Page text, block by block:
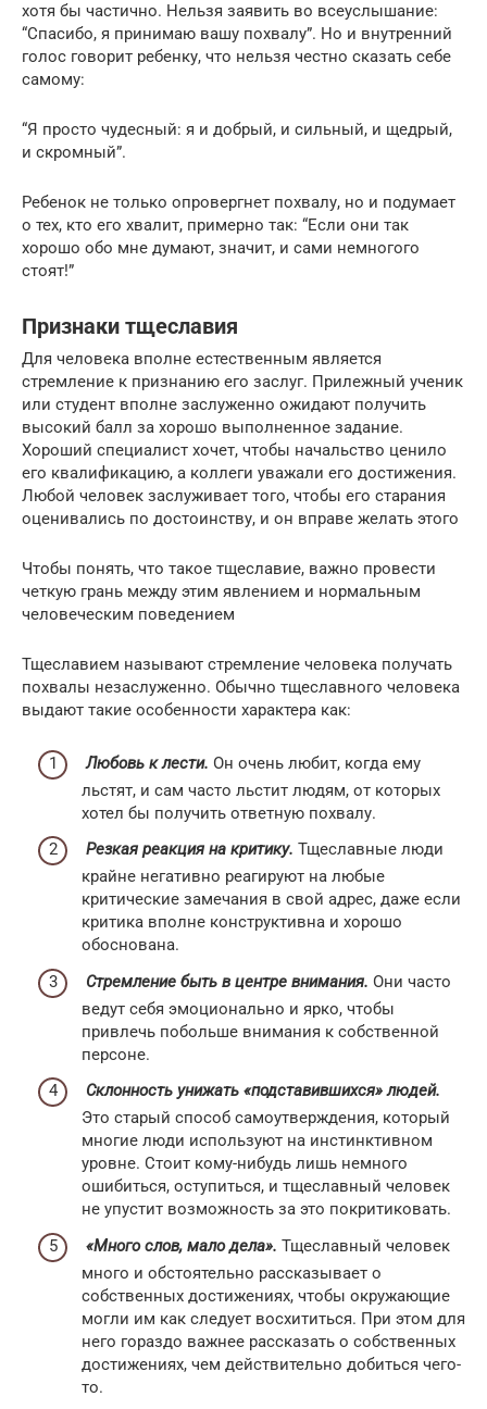
хотя бы частично. Нельзя заявить во всеуслышание:
“Спасибо, я принимаю вашу похвалу”. Но и внутренний
голос говорит ребенку, что нельзя честно сказать себе
самому:
“Я просто чудесный: я и добрый, и сильный, и щедрый,
и скромный”.
Ребенок не только опровергнет похвалу, но и подумает
о тех, кто его хвалит, примерно так: “Если они так
хорошо обо мне думают, значит, и сами немногого
стоят!”
Признаки тщеславия
Для человека вполне естественным является
стремление к признанию его заслуг. Прилежный ученик
или студент вполне заслуженно ожидают получить
высокий балл за хорошо выполненное задание.
Хороший специалист хочет, чтобы начальство ценило
его квалификацию, а коллеги уважали его достижения.
Любой человек заслуживает того, чтобы его старания
оценивались по достоинству, и он вправе желать этого
Чтобы понять, что такое тщеславие, важно провести
четкую грань между этим явлением и нормальным
человеческим поведением
Тщеславием называют стремление человека получать
похвалы незаслуженно. Обычно тщеславного человека
выдают такие особенности характера как:
Любовь к лести. Он очень любит, когда ему
льстят, и сам часто льстит людям, от которых
хотел бы получить ответную похвалу.
Резкая реакция на критику. Тщеславные люди
крайне негативно реагируют на любые
критические замечания в свой адрес, даже если
критика вполне конструктивна и хорошо
обоснована.
Стремление быть в центре внимания. Они часто
ведут себя эмоционально и ярко, чтобы
привлечь побольше внимания к собственной
персоне.
Склонность унижать «подставившихся» людей.
Это старый способ самоутверждения, который
многие люди используют на инстинктивном
уровне. Стоит кому-нибудь лишь немного
ошибиться, оступиться, и тщеславный человек
не упустит возможность за это покритиковать.
«Много слов, мало дела». Тщеславный человек
много и обстоятельно рассказывает о
собственных достижениях, чтобы окружающие
могли им как следует восхититься. При этом для
него гораздо важнее рассказать о собственных
достижениях, чем действительно добиться чего-
то.